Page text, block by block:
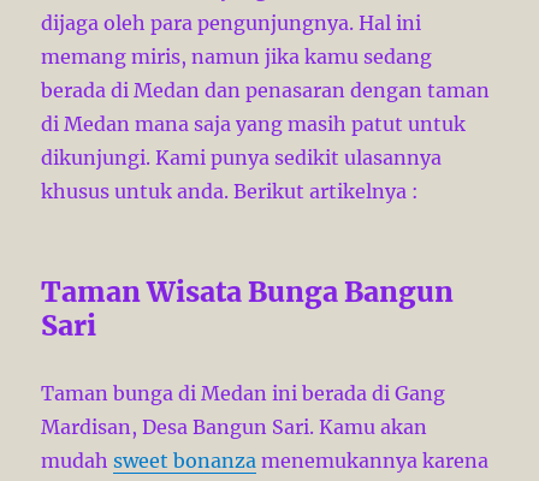
dijaga oleh para pengunjungnya. Hal ini
memang miris, namun jika kamu sedang
berada di Medan dan penasaran dengan taman
di Medan mana saja yang masih patut untuk
dikunjungi. Kami punya sedikit ulasannya
khusus untuk anda. Berikut artikelnya :
Taman Wisata Bunga Bangun
Sari
Taman bunga di Medan ini berada di Gang
Mardisan, Desa Bangun Sari. Kamu akan
mudahsweet bonanza menemukannya karena